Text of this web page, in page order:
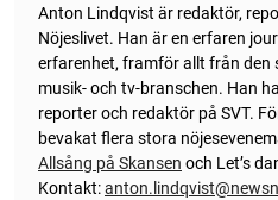
Anton Lindqvist är redaktör,
Nöjeslivet. Han är en erfaren
erfarenhet, framför allt från den
musik- och tv-branschen. Han
reporter och redaktör på SVT.
bevakat flera stora
Allsång på Skansen och Let’s
Kontakt: